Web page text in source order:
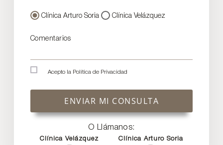
Clínica Arturo Soria Clínica Velázquez
Comentarios
Acepto la Política de Privacidad
ENVIAR MI CONSULTA
O Llámanos:
Clínica Velázquez Clínica Arturo Soria